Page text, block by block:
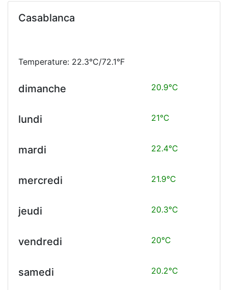
Casablanca
Temperature: 22.3°C/72.1°F
dimanche 20.9°C
lundi 21°C
mardi 22.4°C
mercredi 21.9°C
jeudi 20.3°C
vendredi 20°C
samedi 20.2°C